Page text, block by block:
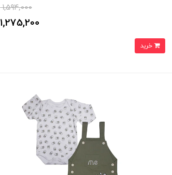
1,594,000
1,275,200
خرید